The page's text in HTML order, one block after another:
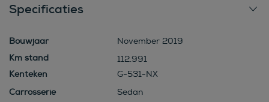
Specificaties
Bouwjaar
November 2019
112.991
Kenteken
G-531-NX
Carrosserie
Sedan